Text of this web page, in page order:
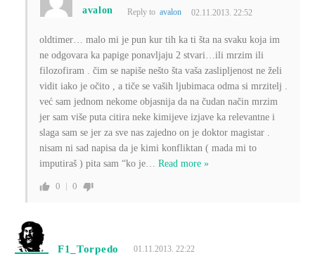
avalon Reply toavalon 02.11.2013. 22:52
oldtimer… malo mi je pun kur tih ka ti šta na svaku koja im
ne odgovara ka papige ponavljaju 2 stvari…ili mrzim ili
filozofiram . čim se napiše nešto šta vaša zaslipljenost ne želi
vidit iako je očito , a tiče se vaših ljubimaca odma si mrzitelj .
već sam jednom nekome objasnija da na čudan način mrzim
jer sam više puta citira neke kimijeve izjave ka relevantne i
slaga sam se jer za sve nas zajedno on je doktor magistar .
nisam ni sad napisa da je kimi konfliktan ( mada mi to
imputiraš ) pita sam “ko je… Read more »
0 0
F1_Torpedo 01.11.2013. 22:22